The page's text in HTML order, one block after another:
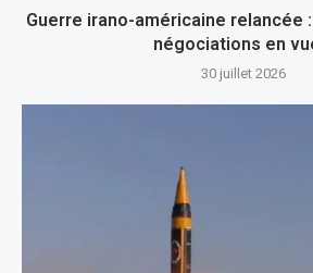
Guerre irano-américaine relancée
négociations en
30 juillet 2026